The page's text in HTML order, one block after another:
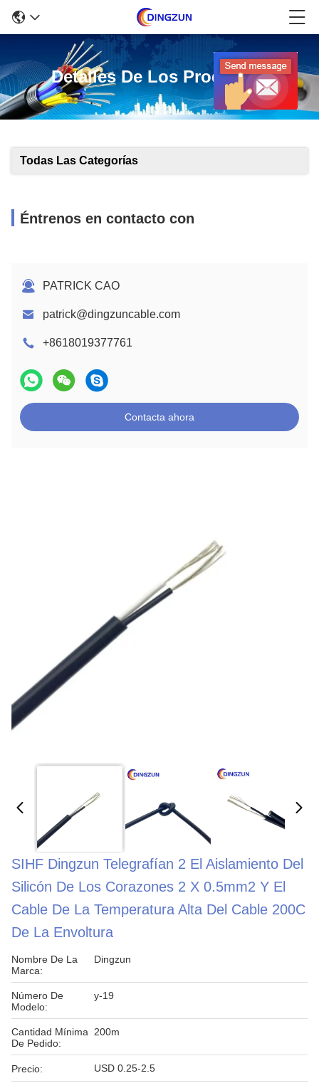
Detalles De Los Productos
Todas Las Categorías
Éntrenos en contacto con
PATRICK CAO
patrick@dingzuncable.com
+8618019377761
Contacta ahora
SIHF Dingzun Telegrafían 2 El Aislamiento Del
Silicón De Los Corazones 2 X 0.5mm2 Y El
Cable De La Temperatura Alta Del Cable 200C
De La Envoltura
Nombre De La
Marca:
Dingzun
Número De
Modelo:
y-19
Cantidad Mínima
De Pedido:
200m
Precio: USD 0.25-2.5